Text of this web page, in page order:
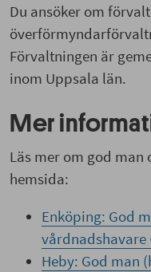
Du ansöker om
Förvaltningen är
inom Uppsala län.
Mer
Läs mer om god
hemsida:
Enköping: God
vårdnadshavare
Heby: God man